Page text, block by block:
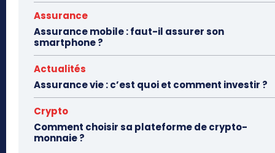
Assurance
Assurance mobile : faut-il assurer son
smartphone ?
Actualités
Assurance vie : c’est quoi et comment investir ?
Crypto
Comment choisir sa plateforme de crypto-
monnaie ?